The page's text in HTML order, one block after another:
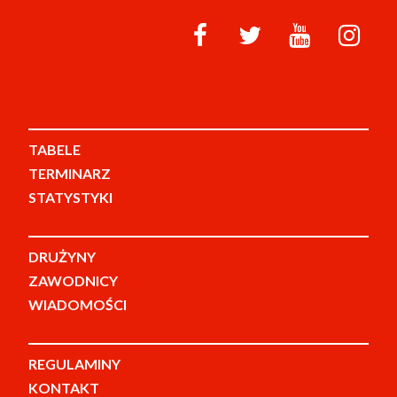
TABELE
TERMINARZ
STATYSTYKI
DRUŻYNY
ZAWODNICY
WIADOMOŚCI
REGULAMINY
KONTAKT